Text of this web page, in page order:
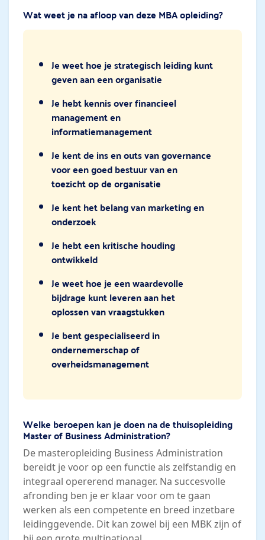
Wat weet je na afloop van deze MBA opleiding?
Je weet hoe je strategisch leiding kunt
geven aan een organisatie
Je hebt kennis over financieel
management en
informatiemanagement
Je kent de ins en outs van governance
voor een goed bestuur van en
toezicht op de organisatie
Je kent het belang van marketing en
onderzoek
Je hebt een kritische houding
ontwikkeld
Je weet hoe je een waardevolle
bijdrage kunt leveren aan het
oplossen van vraagstukken
Je bent gespecialiseerd in
ondernemerschap of
overheidsmanagement
Welke beroepen kan je doen na de thuisopleiding
Master of Business Administration?
De masteropleiding Business Administration
bereidt je voor op een functie als zelfstandig en
integraal opererend manager. Na succesvolle
afronding ben je er klaar voor om te gaan
werken als een competente en breed inzetbare
leidinggevende. Dit kan zowel bij een MBK zijn of